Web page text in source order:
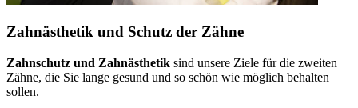
Zahnästhetik und Schutz der Zähne
Zahnschutz und Zahnästhetik sind unsere Ziele für die zweiten
Zähne, die Sie lange gesund und so schön wie möglich behalten
sollen.